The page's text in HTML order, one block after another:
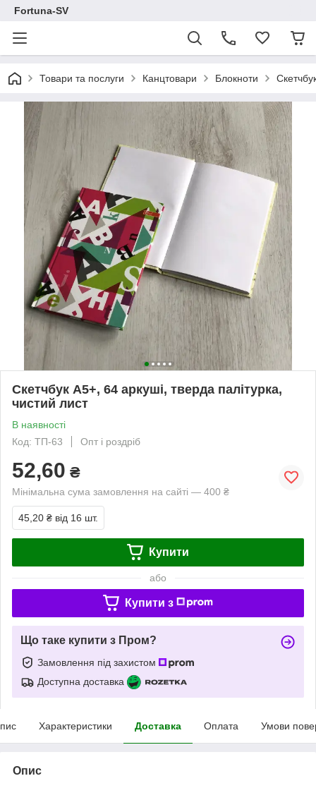
Fortuna-SV
Товари та послуги Канцтовари Блокноти
Скетчбук А5+, 64 аркуші, тверда палітурка,
чистий лист
В наявності
Код: ТП-63
Опт і роздріб
52,60 ₴
Мінімальна сума замовлення на сайті — 400 ₴
45,20 ₴ від 16 шт.
Купити
або
Купити з
Що таке купити з Пром?
Замовлення під захистом
Доступна доставка
Характеристики Доставка Оплата Умови
Опис